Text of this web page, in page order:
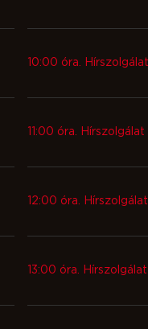
10:00 óra. Hírszolgálat
11:00 óra. Hírszolgálat
12:00 óra. Hírszolgálat
13:00 óra. Hírszolgálat